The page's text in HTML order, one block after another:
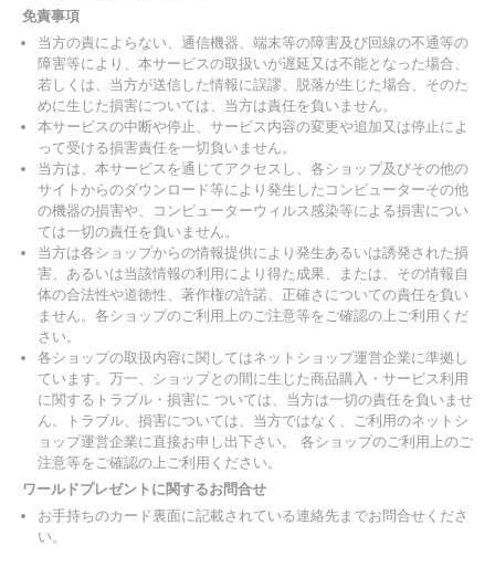
免責事項
当方の責によらない、通信機器、端末等の障害及び回線の不通等の
障害等により、本サービスの取扱いが遅延又は不能となった場合、
若しくは、当方が送信した情報に誤謬、脱落が生じた場合、そのた
めに生じた損害については、当方は責任を負いません。
本サービスの中断や停止、サービス内容の変更や追加又は停止によ
って受ける損害責任を一切負いません。
当方は、本サービスを通じてアクセスし、各ショップ及びその他の
サイトからのダウンロード等により発生したコンピューターその他
の機器の損害や、コンピューターウィルス感染等による損害につい
ては一切の責任を負いません。
当方は各ショップからの情報提供により発生あるいは誘発された損
害、あるいは当該情報の利用により得た成果、または、その情報自
体の合法性や道徳性、著作権の許諾、正確さについての責任を負い
ません。各ショップのご利用上のご注意等をご確認の上ご利用くだ
さい。
各ショップの取扱内容に関してはネットショップ運営企業に準拠し
ています。万一、ショップとの間に生じた商品購入・サービス利用
に関するトラブル・損害に ついては、当方は一切の責任を負いませ
ん。トラブル、損害については、当方ではなく、ご利用のネットシ
ョップ運営企業に直接お申し出下さい。 各ショップのご利用上のご
注意等をご確認の上ご利用ください。
ワールドプレゼントに関するお問合せ
お手持ちのカード裏面に記載されている連絡先までお問合せくださ
い。